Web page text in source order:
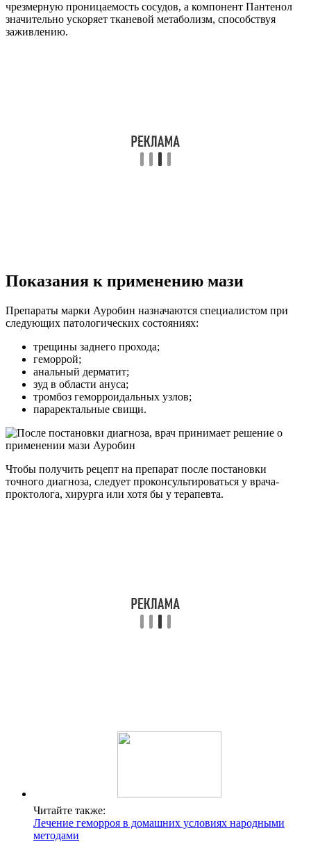
чрезмерную проницаемость сосудов, а компонент Пантенол
значительно ускоряет тканевой метаболизм, способствуя
заживлению.
Показания к применению мази
Препараты марки Ауробин назначаются специалистом при
следующих патологических состояниях:
трещины заднего прохода;
геморрой;
анальный дерматит;
зуд в области ануса;
тромбоз геморроидальных узлов;
параректальные свищи.
Чтобы получить рецепт на препарат после постановки
точного диагноза, следует проконсультироваться у врача-
проктолога, хирурга или хотя бы у терапевта.
Читайте также:
Лечение геморроя в домашних условиях народными
методами